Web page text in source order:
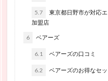
5.7
東京都日野市が対応
加盟店
6 ベアーズ
6.1 ベアーズの口コミ
6.2 ベアーズのお得なセ